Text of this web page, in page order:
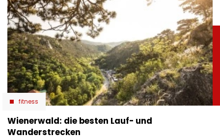
fitness
Wienerwald: die besten Lauf- und
Wanderstrecken